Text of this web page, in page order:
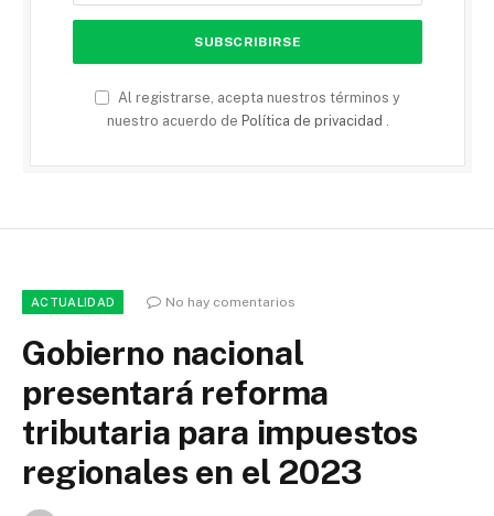
Al registrarse, acepta nuestros términos y
nuestro acuerdo de Política de privacidad .
ACTUALIDAD No hay comentarios
Gobierno nacional
presentará reforma
tributaria para impuestos
regionales en el 2023